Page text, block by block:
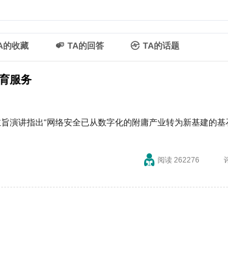
的收藏 TA的回答 TA的话题
服务
演讲指出“网络安全已从数字化的附庸产业转为新基建的基
阅读 262276